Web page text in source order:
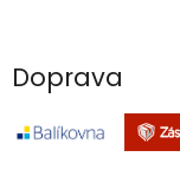
Doprava